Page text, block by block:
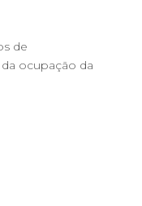
de
ocupação da